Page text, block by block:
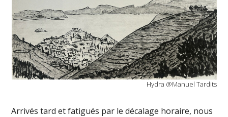
Hydra @Manuel Tardits
Arrivés tard et fatigués par le décalage horaire, nous